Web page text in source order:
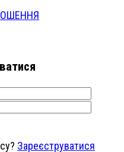
Зареєструватися